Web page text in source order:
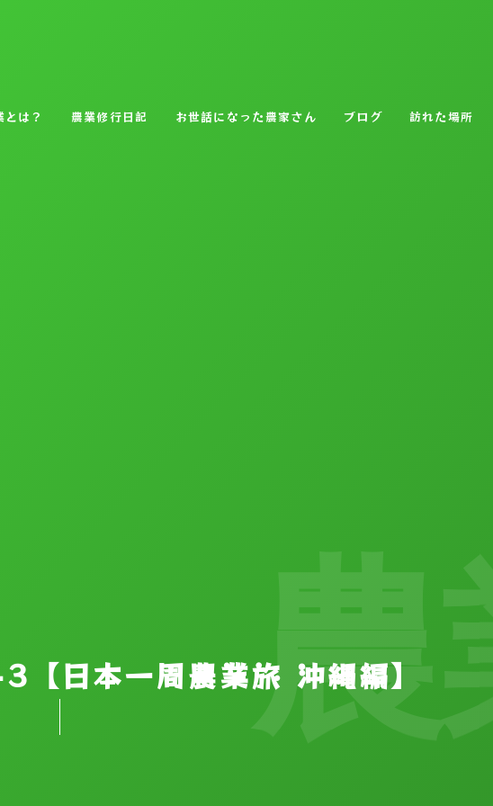
は？ 農業修行日記 お世話になった農家さん ブログ 訪れた場所
本一周農業旅 沖縄編】
農業